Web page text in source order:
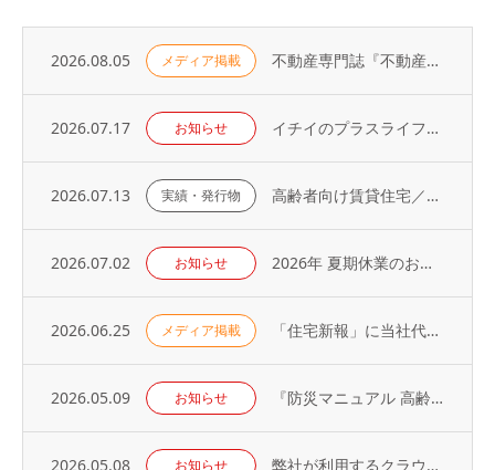
2026.08.05 メディア掲載 不動産専門誌『不動産コンサルティングプラス』に弊社代表・荻野の寄稿記事が掲載されました
2026.07.17 お知らせ イチイのプラスライフサービス「 オーナーアプリ」導入のお知らせ
2026.07.13 実績・発行物 高齢者向け賃貸住宅／取り扱い戸数（2026年）
2026.07.02 お知らせ 2026年 夏期休業のお知らせ
2026.06.25 メディア掲載 「住宅新報」に当社代表の取材記事が掲載されました（2026年6月23日号）
2026.05.09 お知らせ 『防災マニュアル 高齢入居者・外国人入居者対応編』当社代表が制作に協力
2026.05.08 お知らせ 弊社が利用するクラウドサービスへの不正アクセス発生に関するお知らせとお詫び